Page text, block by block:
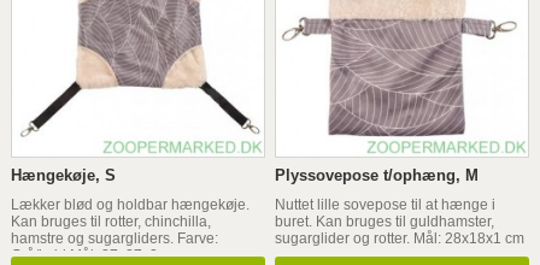
Hængekøje, S
Lækker blød og holdbar hængekøje.
Kan bruges til rotter, chinchilla,
hamstre og sugargliders. Farve:
Grå/hvid Mål: 27x27x2 cm
Plyssovepose t/ophæng, M
Nuttet lille sovepose til at hænge i
buret. Kan bruges til guldhamster,
sugarglider og rotter. Mål: 28x18x1 cm